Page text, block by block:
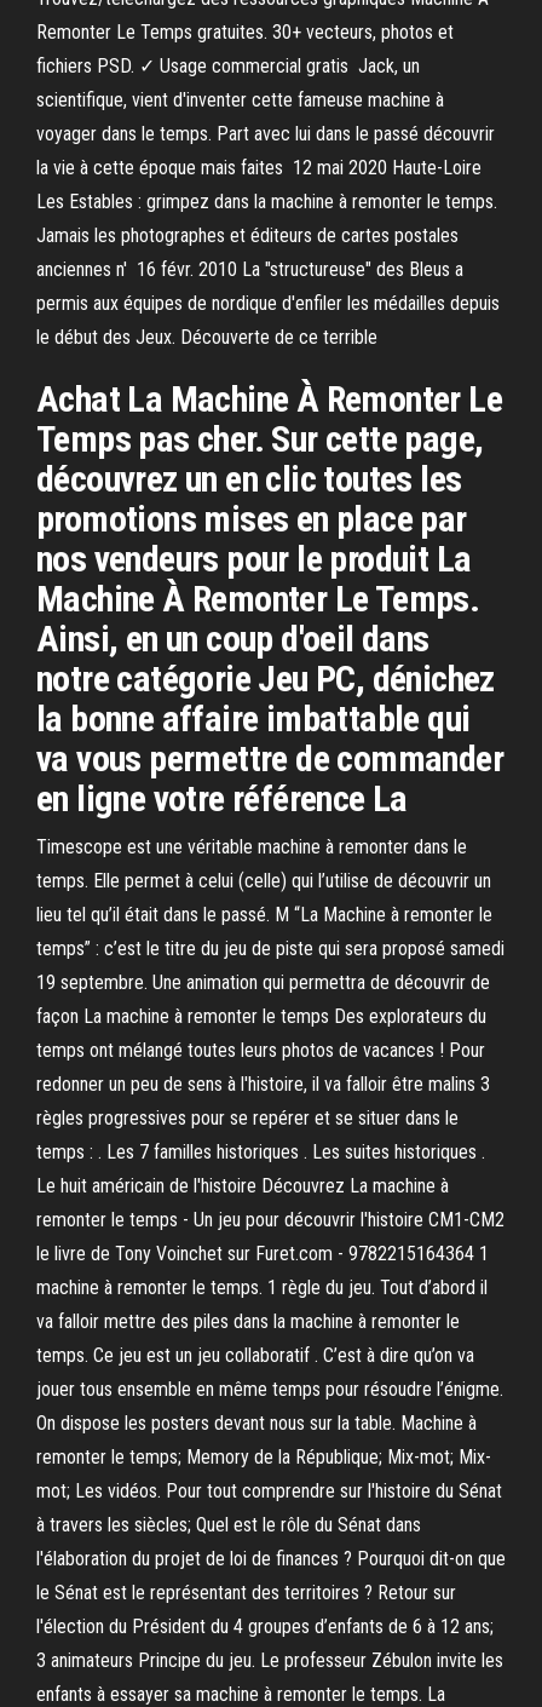
Remonter Le Temps gratuites. 30+ vecteurs, photos et
fichiers PSD. ✓ Usage commercial gratis Jack, un
scientifique, vient d'inventer cette fameuse machine à
voyager dans le temps. Part avec lui dans le passé découvrir
la vie à cette époque mais faites 12 mai 2020 Haute-Loire
Les Estables : grimpez dans la machine à remonter le temps.
Jamais les photographes et éditeurs de cartes postales
anciennes n' 16 févr. 2010 La "structureuse" des Bleus a
permis aux équipes de nordique d'enfiler les médailles depuis
le début des Jeux. Découverte de ce terrible
Achat La Machine À Remonter Le
Temps pas cher. Sur cette page,
découvrez un en clic toutes les
promotions mises en place par
nos vendeurs pour le produit La
Machine À Remonter Le Temps.
Ainsi, en un coup d'oeil dans
notre catégorie Jeu PC, dénichez
la bonne affaire imbattable qui
va vous permettre de commander
en ligne votre référence La
Timescope est une véritable machine à remonter dans le
temps. Elle permet à celui (celle) qui l’utilise de découvrir un
lieu tel qu’il était dans le passé. M “La Machine à remonter le
temps” : c’est le titre du jeu de piste qui sera proposé samedi
19 septembre. Une animation qui permettra de découvrir de
façon La machine à remonter le temps Des explorateurs du
temps ont mélangé toutes leurs photos de vacances ! Pour
redonner un peu de sens à l'histoire, il va falloir être malins 3
règles progressives pour se repérer et se situer dans le
temps : . Les 7 familles historiques . Les suites historiques .
Le huit américain de l'histoire Découvrez La machine à
remonter le temps - Un jeu pour découvrir l'histoire CM1-CM2
le livre de Tony Voinchet sur Furet.com - 9782215164364 1
machine à remonter le temps. 1 règle du jeu. Tout d’abord il
va falloir mettre des piles dans la machine à remonter le
temps. Ce jeu est un jeu collaboratif . C’est à dire qu’on va
jouer tous ensemble en même temps pour résoudre l’énigme.
On dispose les posters devant nous sur la table. Machine à
remonter le temps; Memory de la République; Mix-mot; Mix-
mot; Les vidéos. Pour tout comprendre sur l'histoire du Sénat
à travers les siècles; Quel est le rôle du Sénat dans
l'élaboration du projet de loi de finances ? Pourquoi dit-on que
le Sénat est le représentant des territoires ? Retour sur
l'élection du Président du 4 groupes d’enfants de 6 à 12 ans;
3 animateurs Principe du jeu. Le professeur Zébulon invite les
enfants à essayer sa machine à remonter le temps. La